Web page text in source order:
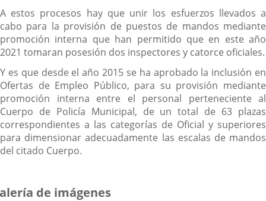
A estos procesos hay que unir los esfuerzos llevados a
cabo para la provisión de puestos de mandos mediante
promoción interna que han permitido que en este año
2021 tomaran posesión dos inspectores y catorce oficiales.
Y es que desde el año 2015 se ha aprobado la inclusión en
Ofertas de Empleo Público, para su provisión mediante
promoción interna entre el personal perteneciente al
Cuerpo de Policía Municipal, de un total de 63 plazas
correspondientes a las categorías de Oficial y superiores
para dimensionar adecuadamente las escalas de mandos
del citado Cuerpo.
de imágenes